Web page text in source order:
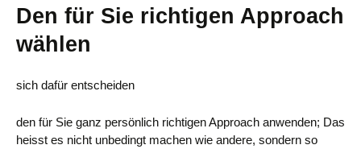
Den für Sie richtigen Approach
wählen
sich dafür entscheiden
den für Sie ganz persönlich richtigen Approach anwenden; Das
heisst es nicht unbedingt machen wie andere, sondern so